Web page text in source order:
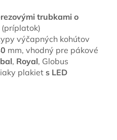
trubkami o
(príplatok)
výčapných kohútov
mm, vhodný pre pákové
, Royal, Globus
plakiet s LED